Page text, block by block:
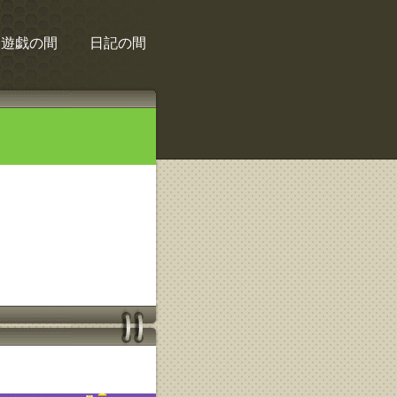
遊戯の間 日記の間